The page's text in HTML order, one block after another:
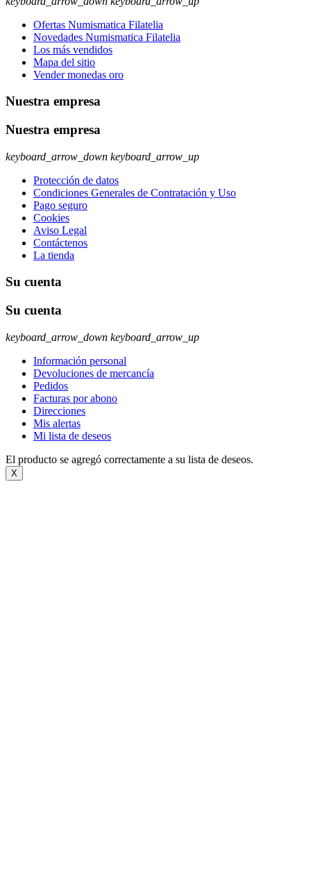
Ofertas Numismatica Filatelia
Novedades Numismatica Filatelia
Los más vendidos
Mapa del sitio
Vender monedas oro
Nuestra empresa
Nuestra empresa
keyboard_arrow_down keyboard_arrow_up
Protección de datos
Condiciones Generales de Contratación y Uso
Pago seguro
Cookies
Aviso Legal
Contáctenos
La tienda
Su cuenta
Su cuenta
keyboard_arrow_down keyboard_arrow_up
Información personal
Devoluciones de mercancía
Pedidos
Facturas por abono
Direcciones
Mis alertas
Mi lista de deseos
El producto se agregó correctamente a su lista de deseos.
X